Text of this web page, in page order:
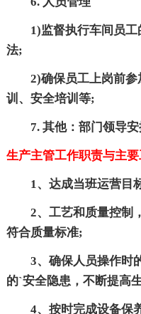
1)监督执行车间员工
法;
2)确保员工上岗前参
训、安全培训等;
7. 其他：部门领导安
生产主管工作职责与主
1、达成当班运营目
2、工艺和质量控制，
符合质量标准;
3、确保人员操作时的
的`安全隐患，不断提高
4、按时完成设备保养